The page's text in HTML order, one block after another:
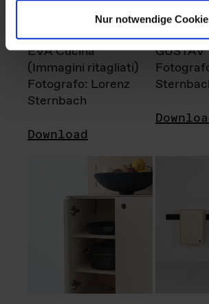
Nur notwendige
EVA Cucina
(Immagini ritagliati)
Fotografo: Lorenz
Sternbach
Download
GUSTAV